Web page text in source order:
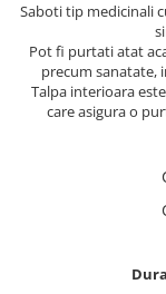
Saboti tip medicinali
Pot fi purtati atat
precum sanatate,
Talpa interioara
care asigura o